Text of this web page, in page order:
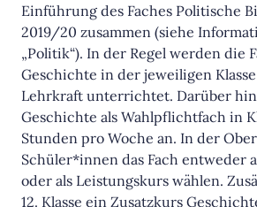
Einführung des Faches Politische
2019/20 zusammen (siehe
„Politik“). In der Regel werden die
Geschichte in der jeweiligen
Lehrkraft unterrichtet. Darüber
Geschichte als Wahlpflichtfach in
Stunden pro Woche an. In der
Schüler*innen das Fach entweder
oder als Leistungskurs wählen.
12. Klasse ein Zusatzkurs